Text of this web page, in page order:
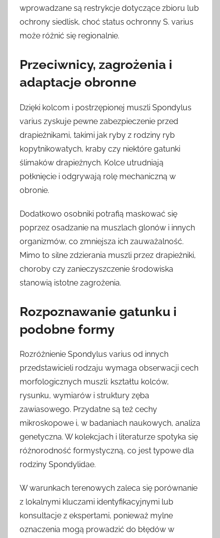
wprowadzane są restrykcje dotyczące zbioru lub
ochrony siedlisk, choć status ochronny S. varius
może różnić się regionalnie.
Przeciwnicy, zagrożenia i
adaptacje obronne
Dzięki kolcom i postrzępionej muszli Spondylus
varius zyskuje pewne zabezpieczenie przed
drapieżnikami, takimi jak ryby z rodziny ryb
kopytnikowatych, kraby czy niektóre gatunki
ślimaków drapieżnych. Kolce utrudniają
połknięcie i odgrywają rolę mechaniczną w
obronie.
Dodatkowo osobniki potrafią maskować się
poprzez osadzanie na muszlach glonów i innych
organizmów, co zmniejsza ich zauważalność.
Mimo to silne zdzierania muszli przez drapieżniki,
choroby czy zanieczyszczenie środowiska
stanowią istotne zagrożenia.
Rozpoznawanie gatunku i
podobne formy
Rozróżnienie Spondylus varius od innych
przedstawicieli rodzaju wymaga obserwacji cech
morfologicznych muszli: kształtu kolców,
rysunku, wymiarów i struktury zęba
zawiasowego. Przydatne są też cechy
mikroskopowe i, w badaniach naukowych, analiza
genetyczna. W kolekcjach i literaturze spotyka się
różnorodność formystyczną, co jest typowe dla
rodziny Spondylidae.
W warunkach terenowych zaleca się porównanie
z lokalnymi kluczami identyfikacyjnymi lub
konsultacje z ekspertami, ponieważ mylne
oznaczenia mogą prowadzić do błędów w